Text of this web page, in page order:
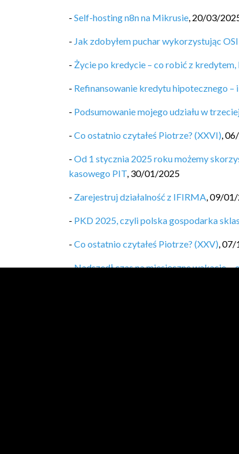
- Self-hosting n8n na Mikrusie, 20/03/
- Jak zdobyłem puchar wykorzystując
- Życie po kredycie – co robić z kredytem,
- Refinansowanie kredytu hipotecznego –
- Podsumowanie mojego udziału w
- Co ostatnio czytałeś Piotrze? (XXVI),
- Od 1 stycznia 2025 roku możemy
kasowego PIT, 30/01/2025
- Zarejestruj działalność z IFIRMA,09/
- PKD 2025, czyli polska gospodarka
- Co ostatnio czytałeś Piotrze? (XXV),07/
-Nadszedł czas na miesięczne wakacje…